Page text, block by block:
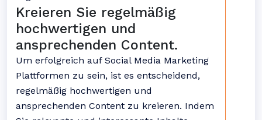
Kreieren Sie regelmäßig
hochwertigen und
ansprechenden Content.
Um erfolgreich auf Social Media Marketing
Plattformen zu sein, ist es entscheidend,
regelmäßig hochwertigen und
ansprechenden Content zu kreieren. Indem